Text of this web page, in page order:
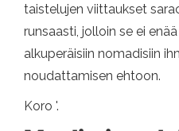
taistelujen viittaukset
runsaasti, jolloin se ei
alkuperäisiin nomadisiin
noudattamisen ehtoon.
Koro '.